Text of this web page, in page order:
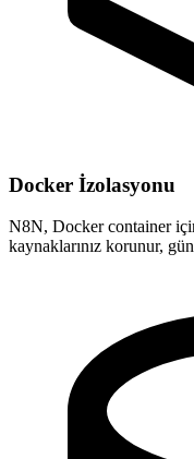
Docker İzolasyonu
N8N, Docker container
kaynaklarınız korunur,